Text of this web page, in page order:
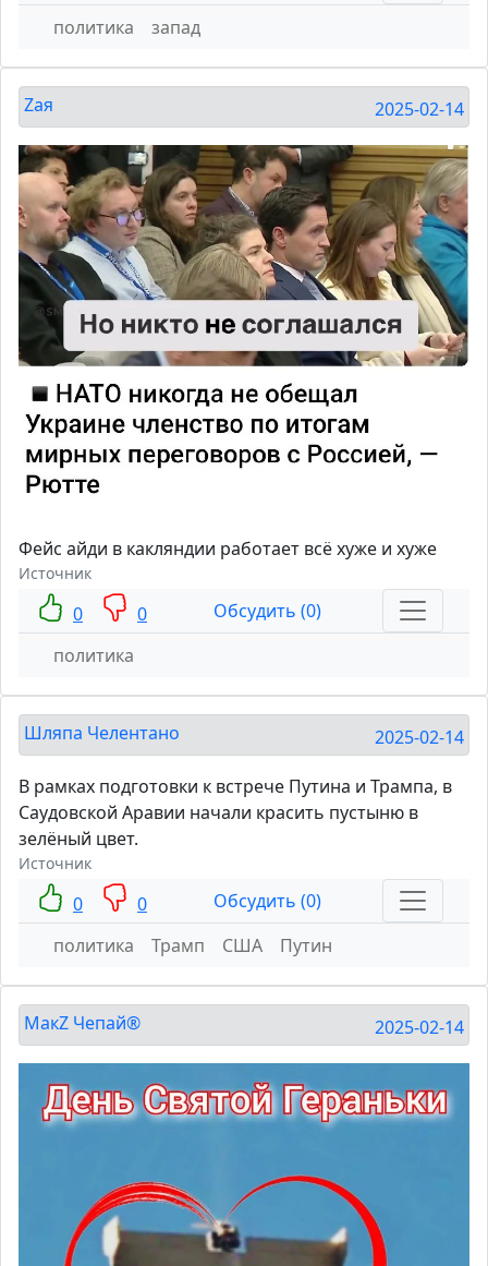
политика
запад
Zaя 2025-02-14
Фейс айди в какляндии работает всё хуже и хуже
Источник
0 0
Обсудить (0)
политика
Шляпа Челентано 2025-02-14
В рамках подготовки к встрече Путина и Трампа, в
Саудовской Аравии начали красить пустыню в
зелёный цвет.
Источник
0 0
Обсудить (0)
политика
Трамп США Путин
МакZ Чепай® 2025-02-14